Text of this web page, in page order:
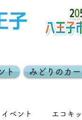
ト みどりのカ
イベント エコキ